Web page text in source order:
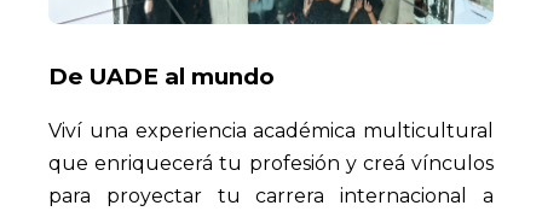
De UADE al mundo
Viví una experiencia académica multicultural
que enriquecerá tu profesión y creá vínculos
para proyectar tu carrera internacional a